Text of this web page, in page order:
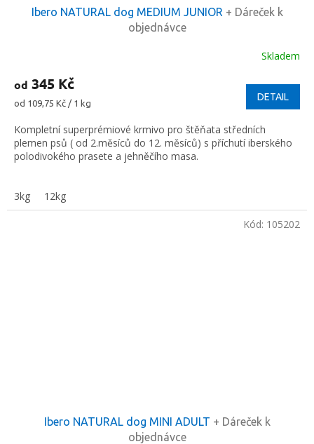
Ibero NATURAL dog MEDIUM JUNIOR + Dáreček k
objednávce
Skladem
od 345 Kč
Měrná
od 109,75 Kč / 1 kg
DETAIL
Kompletní superprémiové krmivo pro štěňata středních
plemen psů ( od 2.měsíců do 12. měsíců) s příchutí iberského
polodivokého prasete a jehněčího masa.
3kg 12kg
Ibero NATURAL dog MINI ADULT + Dáreček k
objednávce
Kód: 105202